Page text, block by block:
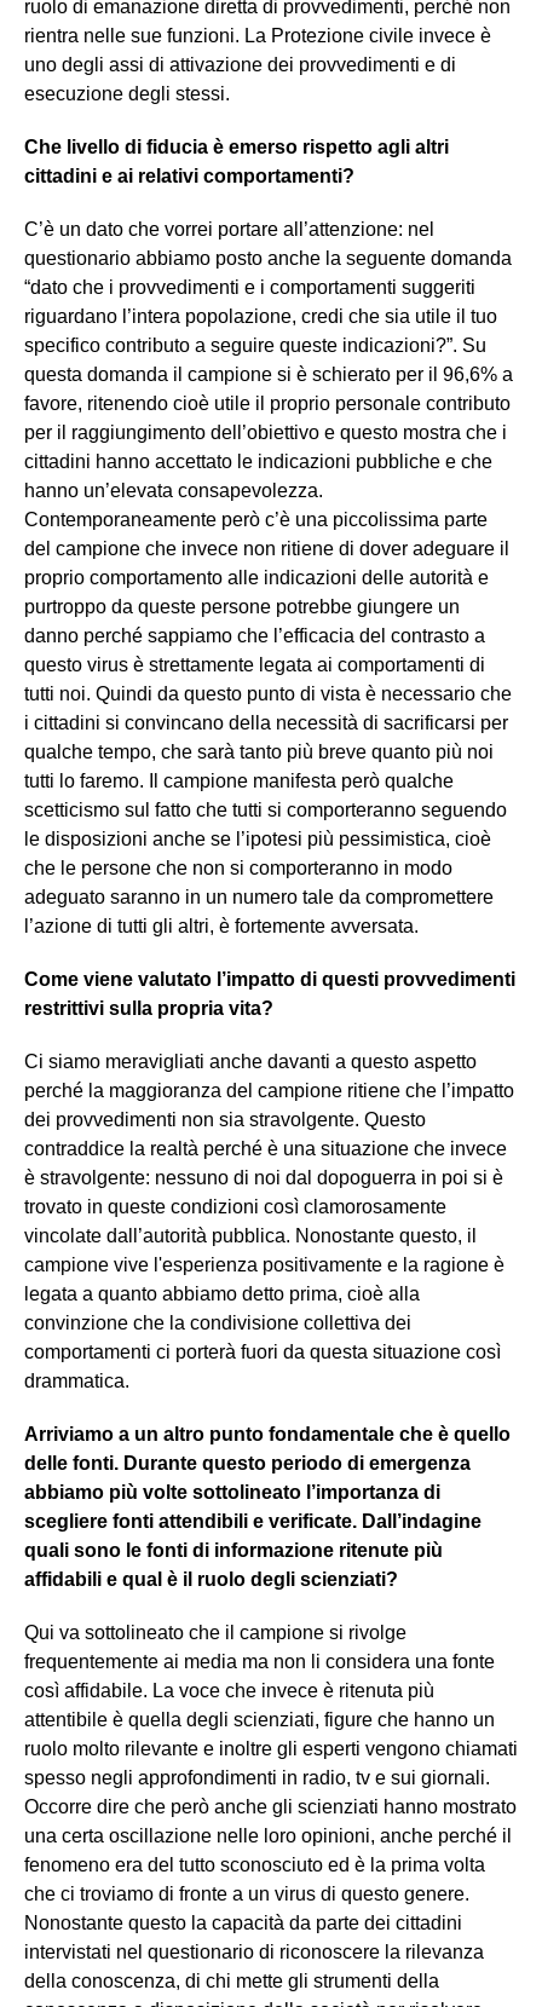
ruolo di emanazione diretta di provvedimenti, perché non
rientra nelle sue funzioni. La Protezione civile invece è
uno degli assi di attivazione dei provvedimenti e di
esecuzione degli stessi.
Che livello di fiducia è emerso rispetto agli altri
cittadini e ai relativi comportamenti?
C’è un dato che vorrei portare all’attenzione: nel
questionario abbiamo posto anche la seguente domanda
“dato che i provvedimenti e i comportamenti suggeriti
riguardano l’intera popolazione, credi che sia utile il tuo
specifico contributo a seguire queste indicazioni?”. Su
questa domanda il campione si è schierato per il 96,6% a
favore, ritenendo cioè utile il proprio personale contributo
per il raggiungimento dell’obiettivo e questo mostra che i
cittadini hanno accettato le indicazioni pubbliche e che
hanno un’elevata consapevolezza.
Contemporaneamente però c’è una piccolissima parte
del campione che invece non ritiene di dover adeguare il
proprio comportamento alle indicazioni delle autorità e
purtroppo da queste persone potrebbe giungere un
danno perché sappiamo che l’efficacia del contrasto a
questo virus è strettamente legata ai comportamenti di
tutti noi. Quindi da questo punto di vista è necessario che
i cittadini si convincano della necessità di sacrificarsi per
qualche tempo, che sarà tanto più breve quanto più noi
tutti lo faremo. Il campione manifesta però qualche
scetticismo sul fatto che tutti si comporteranno seguendo
le disposizioni anche se l’ipotesi più pessimistica, cioè
che le persone che non si comporteranno in modo
adeguato saranno in un numero tale da compromettere
l’azione di tutti gli altri, è fortemente avversata.
Come viene valutato l’impatto di questi provvedimenti
restrittivi sulla propria vita?
Ci siamo meravigliati anche davanti a questo aspetto
perché la maggioranza del campione ritiene che l’impatto
dei provvedimenti non sia stravolgente. Questo
contraddice la realtà perché è una situazione che invece
è stravolgente: nessuno di noi dal dopoguerra in poi si è
trovato in queste condizioni così clamorosamente
vincolate dall’autorità pubblica. Nonostante questo, il
campione vive l'esperienza positivamente e la ragione è
legata a quanto abbiamo detto prima, cioè alla
convinzione che la condivisione collettiva dei
comportamenti ci porterà fuori da questa situazione così
drammatica.
Arriviamo a un altro punto fondamentale che è quello
delle fonti. Durante questo periodo di emergenza
abbiamo più volte sottolineato l’importanza di
scegliere fonti attendibili e verificate. Dall’indagine
quali sono le fonti di informazione ritenute più
affidabili e qual è il ruolo degli scienziati?
Qui va sottolineato che il campione si rivolge
frequentemente ai media ma non li considera una fonte
così affidabile. La voce che invece è ritenuta più
attentibile è quella degli scienziati, figure che hanno un
ruolo molto rilevante e inoltre gli esperti vengono chiamati
spesso negli approfondimenti in radio, tv e sui giornali.
Occorre dire che però anche gli scienziati hanno mostrato
una certa oscillazione nelle loro opinioni, anche perché il
fenomeno era del tutto sconosciuto ed è la prima volta
che ci troviamo di fronte a un virus di questo genere.
Nonostante questo la capacità da parte dei cittadini
intervistati nel questionario di riconoscere la rilevanza
della conoscenza, di chi mette gli strumenti della